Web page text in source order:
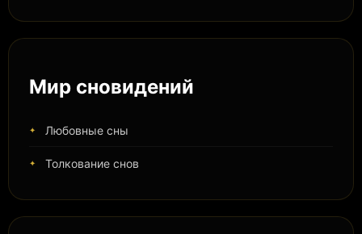
Мир сновидений
Любовные сны
Толкование снов